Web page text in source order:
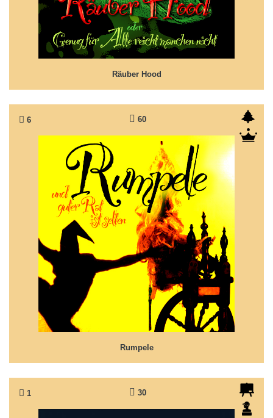
Räuber Hood
6 60
Rumpele
Rumpele
Märchen nach Grimms 'Rumpelstilzchen'
1 30